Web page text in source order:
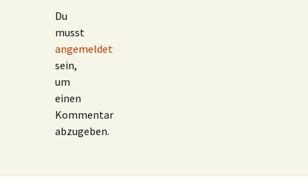
Du
musst
angemeldet
sein,
um
einen
Kommentar
abzugeben.